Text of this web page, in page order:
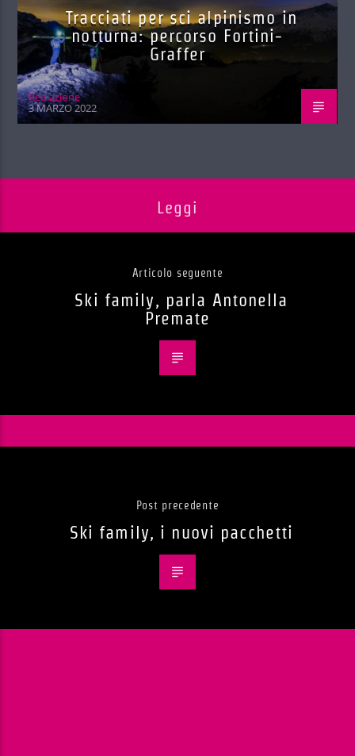
Tracciati per sci alpinismo in
notturna: percorso Fortini-
Graffer
Red.azione
3 MARZO 2022
Leggi
Articolo seguente
Ski family, parla Antonella
Premate
Post precedente
Ski family, i nuovi pacchetti